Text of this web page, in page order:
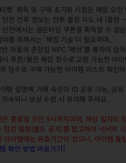
켓' 획득 및 구매 초기화 시점은 매일 오전
던전 전투 정보는 전투 출정 지도 내 [콜
전에서는 골든타임 쿠폰을 획득할 수 없
를 위해서는 '채집 기술'이 필요하며,
마을의 촌장집 NPC '메브'를 통하여 습
푸른/붉은 채집 정수로 교환 가능한 아
정수로 구매 가능한 아이템 리스트 확인
템 설명에 거래 속성이 ID 공유 가능, 공
속되니 보상 수령 시 유의해 주세요.
종료일 오전 9시까지이며, 해당 일자의
점검 일정(별도 공지)를 참고하여 넉넉히
아이템에는 유효기간이 있으니, 아이템
확인 방법 바로가기]